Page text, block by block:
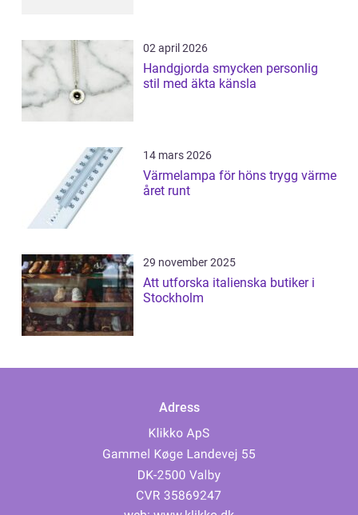
02 april 2026
Handgjorda smycken personlig
stil med äkta känsla
14 mars 2026
Värmelampa för höns trygg värme
året runt
29 november 2025
Att utforska italienska butiker i
Stockholm
Adress